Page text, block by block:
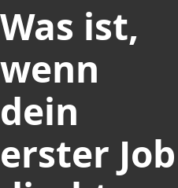
Was ist,
wenn
dein
erster Job